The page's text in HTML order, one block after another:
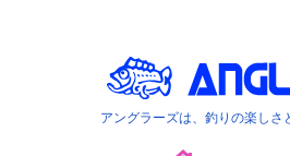
アングラーズは、釣りの楽し